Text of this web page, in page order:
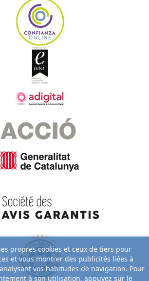
propres cookies et ceux de tiers pour
et vous montrer des publicités liées à
vos habitudes de navigation. Pour
à son utilisation, appuyez sur le